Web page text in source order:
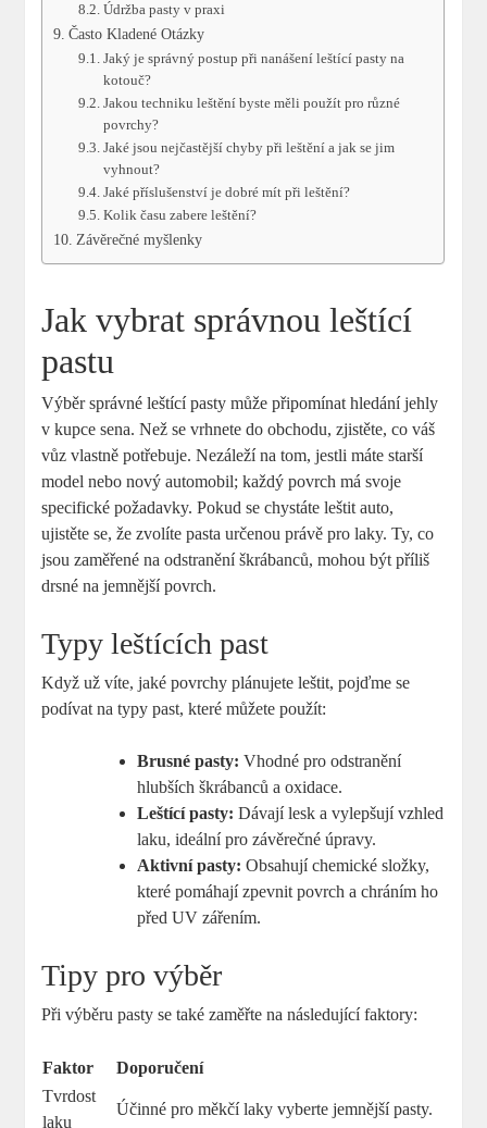
Údržba pasty v praxi
Často Kladené Otázky
Jaký je správný postup při nanášení leštící pasty na
kotouč?
Jakou techniku leštění byste měli použít pro různé
povrchy?
Jaké jsou nejčastější chyby při leštění a jak se jim
vyhnout?
Jaké příslušenství je dobré mít při leštění?
Kolik času zabere leštění?
Závěrečné myšlenky
Jak vybrat správnou leštící
pastu
Výběr správné leštící pasty může připomínat hledání jehly
v kupce sena. Než se vrhnete do obchodu, zjistěte, co váš
vůz vlastně potřebuje. Nezáleží na tom, jestli máte starší
model nebo nový automobil; každý povrch má svoje
specifické požadavky. Pokud se chystáte leštit auto,
ujistěte se, že zvolíte pasta určenou právě pro laky. Ty, co
jsou zaměřené na odstranění škrábanců, mohou být příliš
drsné na jemnější povrch.
Typy leštících past
Když už víte, jaké povrchy plánujete leštit, pojďme se
podívat na typy past, které můžete použít:
Brusné pasty: Vhodné pro odstranění
hlubších škrábanců a oxidace.
Leštící pasty: Dávají lesk a vylepšují vzhled
laku, ideální pro závěrečné úpravy.
Aktivní pasty: Obsahují chemické složky,
které pomáhají zpevnit povrch a chráním ho
před UV zářením.
Tipy pro výběr
Při výběru pasty se také zaměřte na následující faktory:
Faktor
Doporučení
Tvrdost
laku
Účinné pro měkčí laky vyberte jemnější pasty.